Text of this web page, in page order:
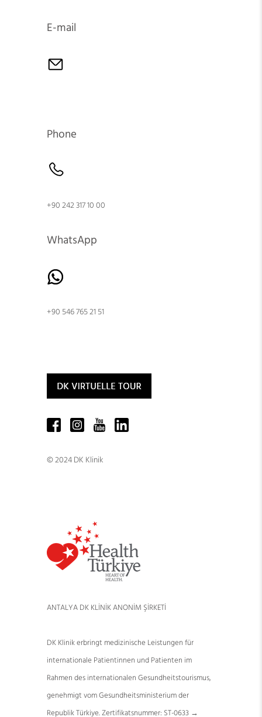
E-mail
Phone
+90 242 317 10 00
WhatsApp
+90 546 765 21 51
© 2024 DK Klinik
ANTALYA DK KLİNİK ANONİM ŞİRKETİ
DK Klinik erbringt medizinische Leistungen für
internationale Patientinnen und Patienten im
Rahmen des internationalen Gesundheitstourismus,
genehmigt vom Gesundheitsministerium der
Republik Türkiye. Zertifikatsnummer: ST-0633 →